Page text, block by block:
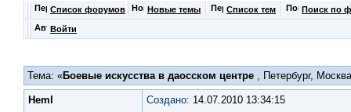
Список форумов Новые темы Список тем Поиск по
Войти
Тема: «Боевые искусства в даосском центре , Петербург,
Heml
Создано: 14.07.2010 13:34:15